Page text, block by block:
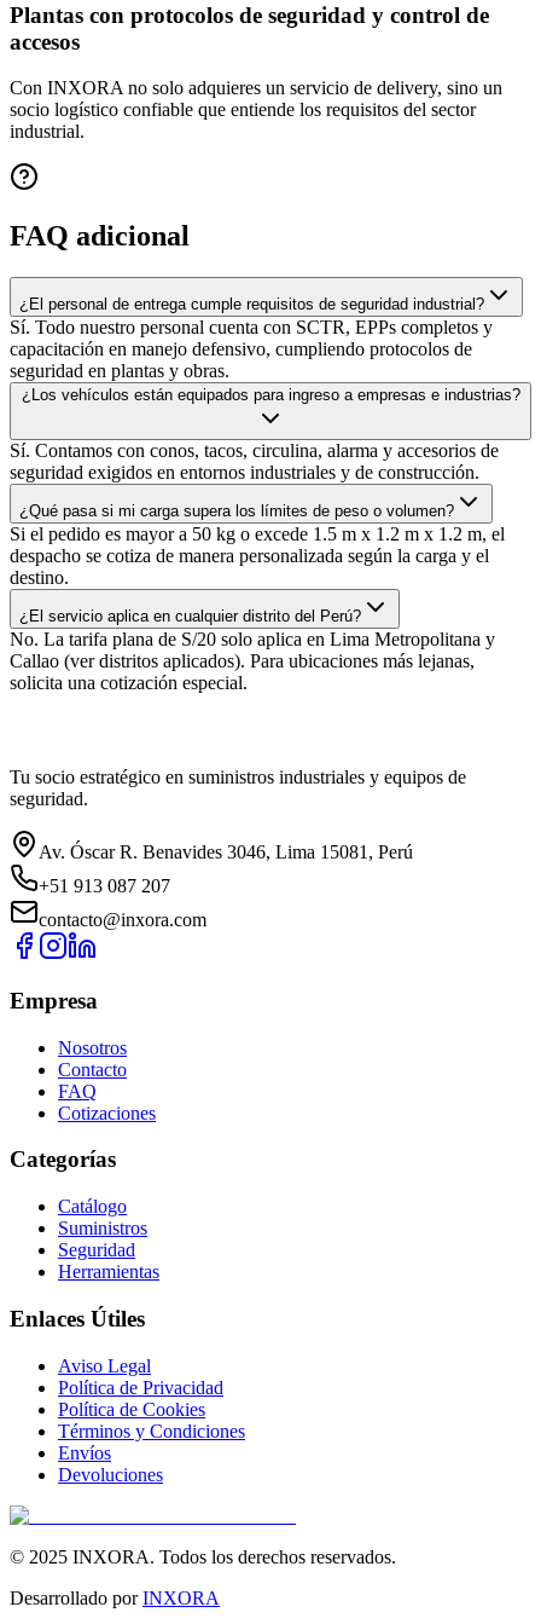
Plantas con protocolos de seguridad y control de
accesos
Con INXORAno solo adquieres un servicio de delivery, sino un
socio logístico confiable que entiende los requisitos del sector
industrial.
FAQ adicional
¿El personal de entrega cumple requisitos de seguridad industrial?
Sí. Todo nuestro personal cuenta con SCTR, EPPs completos y
capacitación en manejo defensivo, cumpliendo protocolos de
seguridad en plantas y obras.
¿Los vehículos están equipados para ingreso a empresas e industrias?
Sí. Contamos con conos, tacos, circulina, alarma y accesorios de
seguridad exigidos en entornos industriales y de construcción.
¿Qué pasa si mi carga supera los límites de peso o volumen?
Si el pedido es mayor a 50 kg o excede 1.5 m x 1.2 m x 1.2 m, el
despacho se cotiza de manera personalizada según la carga y el
destino.
¿El servicio aplica en cualquier distrito del Perú?
No. La tarifa plana de S/20 solo aplica en Lima Metropolitana y
Callao (ver distritos aplicados). Para ubicaciones más lejanas,
solicita una cotización especial.
Tu socio estratégico en suministros industriales y equipos de
seguridad.
Av. Óscar R. Benavides 3046, Lima 15081, Perú
+51 913 087 207
contacto@inxora.com
Empresa
Nosotros
Contacto
FAQ
Cotizaciones
Categorías
Catálogo
Suministros
Seguridad
Herramientas
Enlaces Útiles
Aviso Legal
Política de Privacidad
Política de Cookies
Términos y Condiciones
Envíos
Devoluciones
© 2025 INXORA. Todos los derechos reservados.
Desarrollado por INXORA